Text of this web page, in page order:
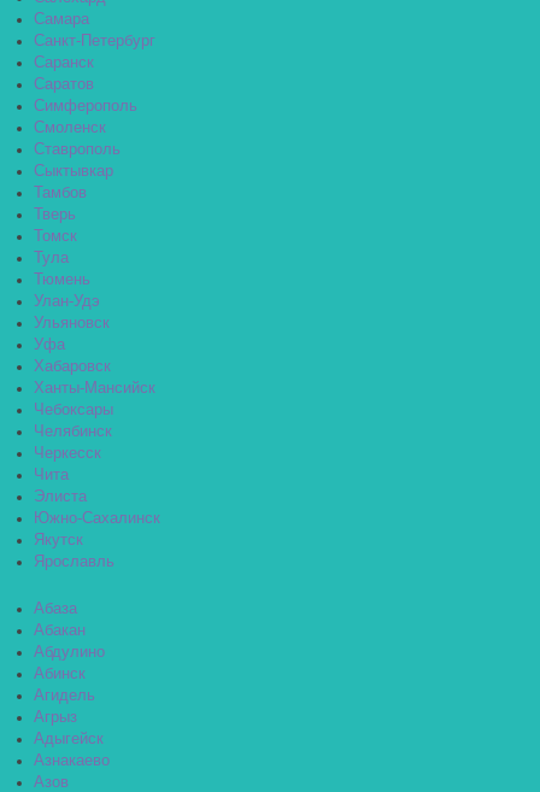
Самара
Санкт-Петербург
Саранск
Саратов
Симферополь
Смоленск
Ставрополь
Сыктывкар
Тамбов
Тверь
Томск
Тула
Тюмень
Улан-Удэ
Ульяновск
Уфа
Хабаровск
Ханты-Мансийск
Чебоксары
Челябинск
Черкесск
Чита
Элиста
Южно-Сахалинск
Якутск
Ярославль
Абаза
Абакан
Абдулино
Абинск
Агидель
Агрыз
Адыгейск
Азнакаево
Азов